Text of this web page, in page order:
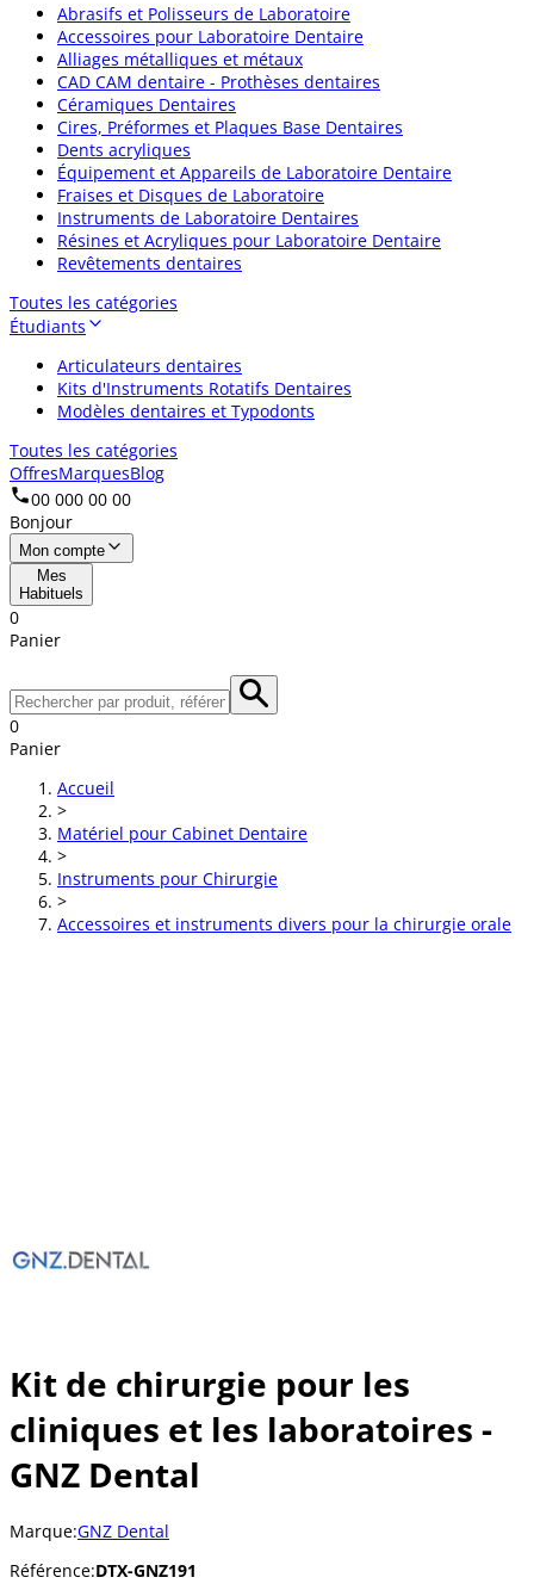
Abrasifs et Polisseurs de Laboratoire
Accessoires pour Laboratoire Dentaire
Alliages métalliques et métaux
CAD CAM dentaire - Prothèses dentaires
Céramiques Dentaires
Cires, Préformes et Plaques Base Dentaires
Dents acryliques
Équipement et Appareils de Laboratoire Dentaire
Fraises et Disques de Laboratoire
Instruments de Laboratoire Dentaires
Résines et Acryliques pour Laboratoire Dentaire
Revêtements dentaires
Toutes les catégories
Étudiants
Articulateurs dentaires
Kits d'Instruments Rotatifs Dentaires
Modèles dentaires et Typodonts
Toutes les catégories
OffresMarquesBlog
00 000 00 00
Bonjour
Mon compte
Mes
Habituels
0
Panier
0
Panier
Accueil
>
Matériel pour Cabinet Dentaire
>
Instruments pour Chirurgie
>
Accessoires et instruments divers pour la chirurgie orale
Kit de chirurgie pour les
cliniques et les laboratoires -
GNZ Dental
Marque:GNZ Dental
Référence:DTX-GNZ191